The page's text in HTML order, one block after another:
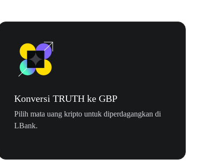
Konversi TRUTH ke GBP
Pilih mata uang kripto untuk diperdagangkan di
LBank.